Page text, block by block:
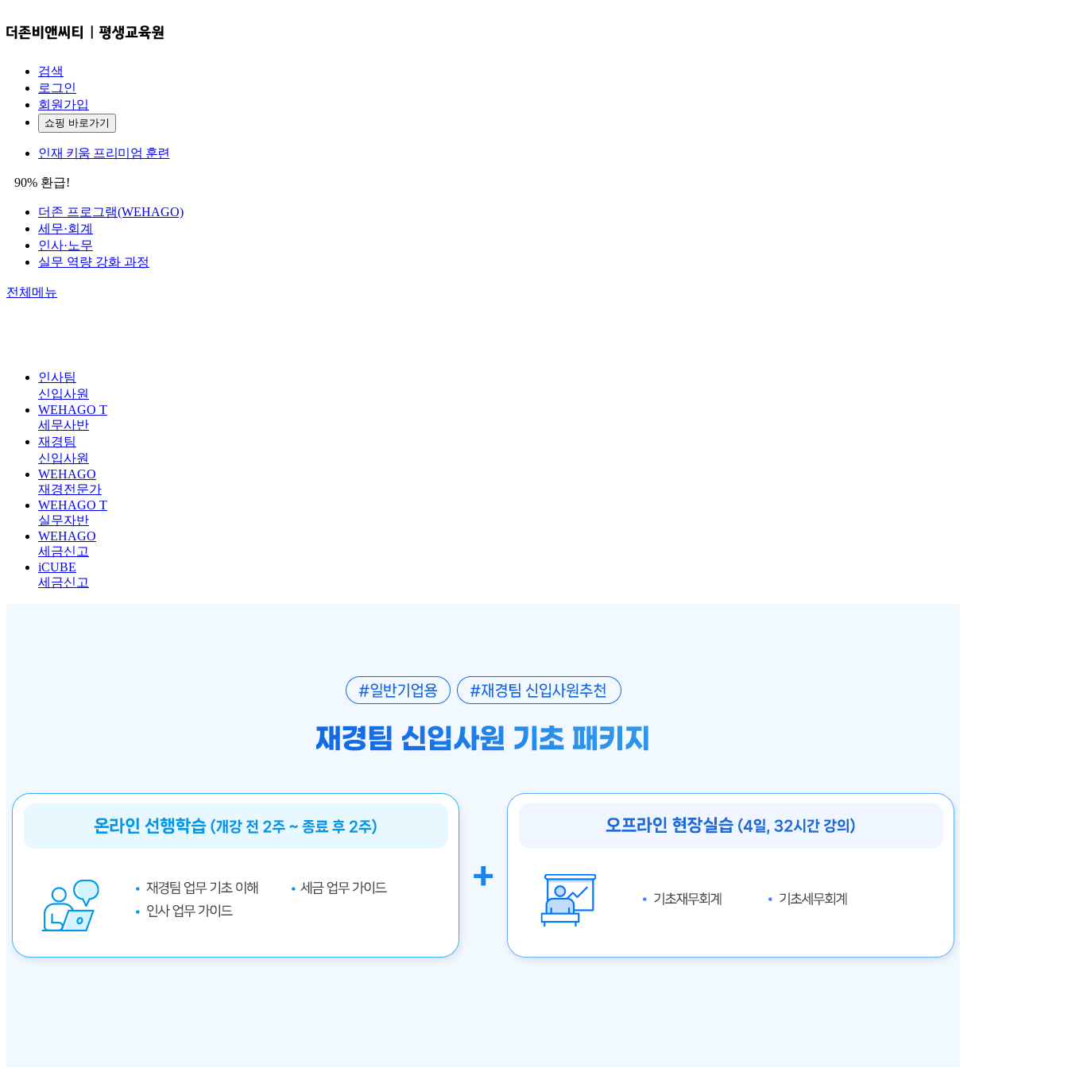
검색
로그인
회원가입
쇼핑 바로가기
인재 키움 프리미엄 훈련
90% 환급!
더존 프로그램(WEHAGO)
세무·회계
인사·노무
실무 역량 강화 과정
전체메뉴
인사팀
신입사원
WEHAGO T
세무사반
재경팀
신입사원
WEHAGO
재경전문가
WEHAGO T
실무자반
WEHAGO
세금신고
iCUBE
세금신고